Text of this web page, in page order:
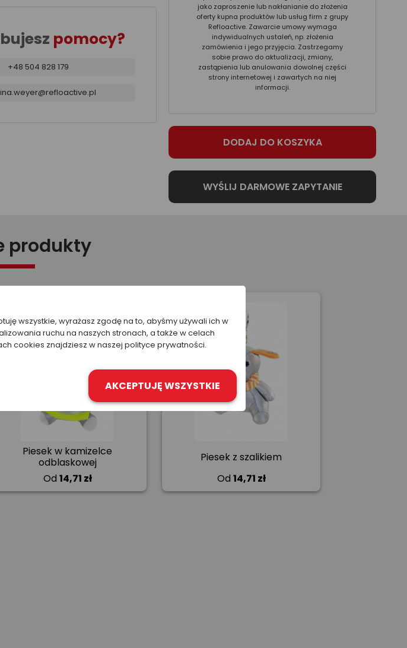
pomocy?
+48 504 828 179
jako zaproszenie lub nakłanianie do złożenia
oferty kupna produktów lub usług firm z grupy
Refloactive. Zawarcie umowy wymaga
indywidualnych ustaleń, np. złożenia
zamówienia i jego przyjęcia. Zastrzegamy
sobie prawo do aktualizacji, zmiany,
zastąpienia lub anulowania dowolnej części
strony internetowej i zawartych na niej
informacji.
produkty
Piesek w kamizelce
odblaskowej
Od 14,71 zł
Piesek z szalikiem
Od 14,71 zł
wszystkie, wyrażasz zgodę na to, abyśmy używali ich w
ruchu na naszych stronach, a także w celach
cookies znajdziesz w naszej polityce prywatności.
AKCEPTUJĘ WSZYSTKIE